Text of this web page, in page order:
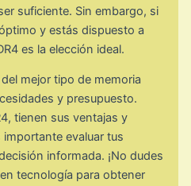
suficiente. Sin embargo, si
y estás dispuesto a
es la elección ideal.
mejor tipo de memoria
y presupuesto.
tienen sus ventajas y
evaluar tus
informada. ¡No dudes
tecnología para obtener